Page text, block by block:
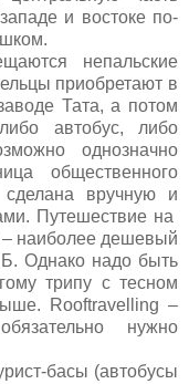
и востоке по-
непальские
приобретают в
Тата, а потом
автобус, либо
однозначно
общественного
сделана вручную и
Путешествие на
– наиболее дешевый
Б. Однако надо быть
трипу с тесном
Rooftravelling –
нужно
басы (автобусы